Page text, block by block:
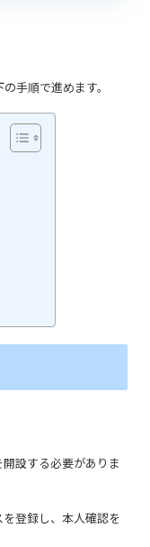
手順で進めます。
設する必要がありま
登録し、本人確認を